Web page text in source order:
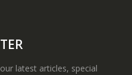
latest articles, special